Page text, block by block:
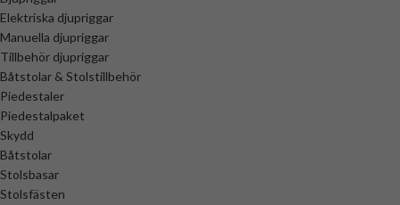
Elektriska djupriggar
Manuella djupriggar
Tillbehör djupriggar
Båtstolar & Stolstillbehör
Piedestaler
Piedestalpaket
Skydd
Båtstolar
Stolsbasar
Stolsfästen